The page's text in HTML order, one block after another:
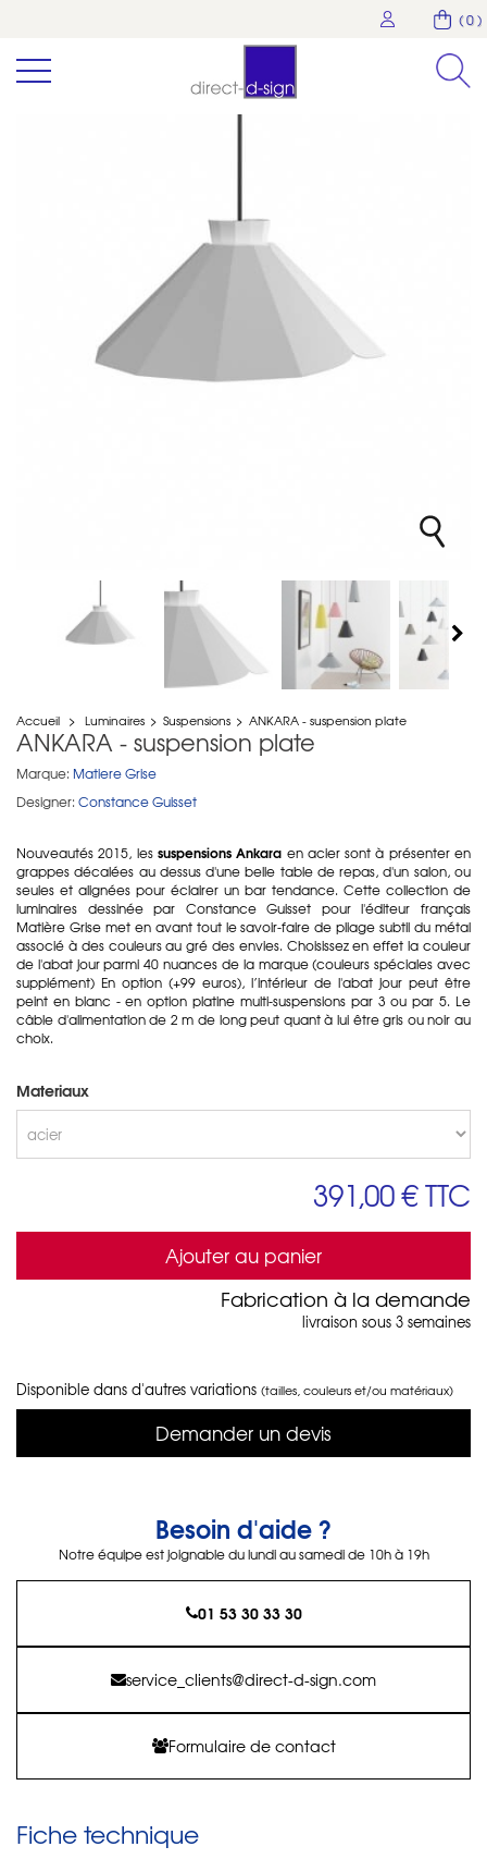
( 0 )
Accueil > Luminaires > Suspensions > ANKARA - suspension plate
ANKARA - suspension plate
Marque: Matiere Grise
Designer: Constance Guisset
Nouveautés 2015, les suspensions Ankara en acier sont à présenter en
grappes décalées au dessus d'une belle table de repas, d'un salon, ou
seules et alignées pour éclairer un bar tendance. Cette collection de
luminaires dessinée par Constance Guisset pour l'éditeur français
Matière Grise met en avant tout le savoir-faire de pliage subtil du métal
associé à des couleurs au gré des envies. Choisissez en effet la couleur
de l'abat jour parmi 40 nuances de la marque (couleurs spéciales avec
supplément) En option (+99 euros), l’intérieur de l'abat jour peut être
peint en blanc - en option platine multi-suspensions par 3 ou par 5. Le
câble d'alimentation de 2 m de long peut quant à lui être gris ou noir au
choix.
Materiaux
391,00 €TTC
Ajouter au panier
Fabrication à la demande
livraison sous 3 semaines
Disponible dans d'autres variations (tailles, couleurs et/ou matériaux)
Demander un devis
Besoin d'aide ?
Notre équipe est joignable du lundi au samedi de 10h à 19h
01 53 30 33 30
service_clients@direct-d-sign.com
Formulaire de contact
Fiche technique